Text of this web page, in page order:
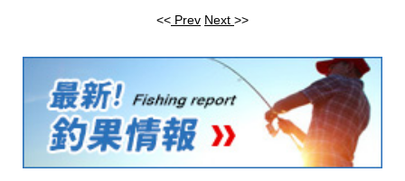
<< Prev Next >>